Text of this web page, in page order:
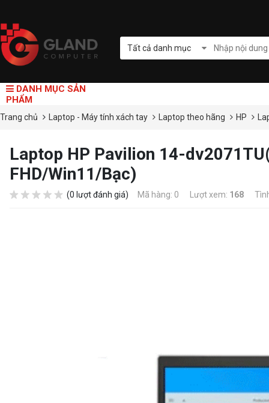
Tất cả danh mục
DANH MỤC SẢN
PHẨM
Trang chủ Laptop - Máy tính xách tay Laptop theo hãng HP
Laptop HP Pavilion 14-
FHD/Win11/Bạc)
(0 lượt đánh giá) Mã hàng: 0 Lượt xem: 168